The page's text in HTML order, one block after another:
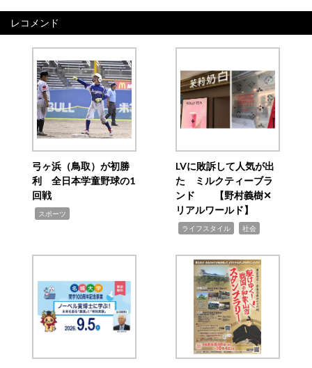
レコメンド
弓ヶ浜（鳥取）が初勝
利 全日本学童野球の1
回戦
スポーツ
LVに敗訴して人気が出
た ミルクティーブラ
ンド 【野村義樹✕
リアルワールド】
ライフスタイル 社会